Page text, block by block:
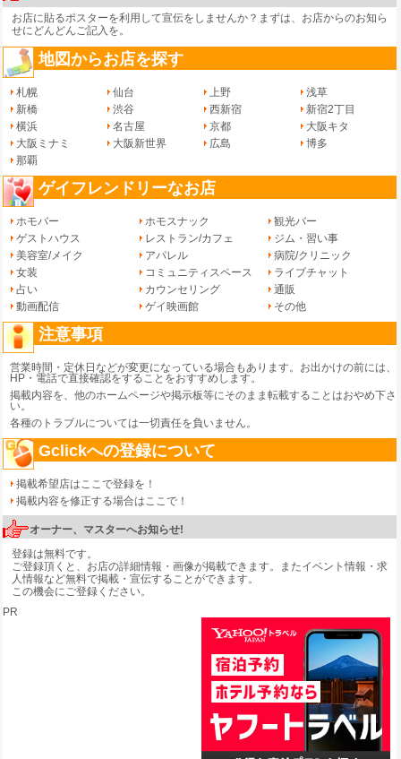
お店に貼るポスターを利用して宣伝をしませんか？まずは、 お店からのお知ら
せにどんどんご記入を。
地図からお店を探す
札幌 仙台 上野
浅草
新橋
渋谷 西新宿
新宿2丁目
横浜
名古屋 京都
大阪キタ
大阪ミナミ
大阪新世界 広島
博多
那覇
ゲイフレンドリーなお店
ホモバー ホモスナック
観光バー
ゲストハウス
レストラン/カフェ
ジム・習い事
美容室/メイク
アパレル
病院/クリニック
女装
コミュニティスペース
ライブチャット
占い
カウンセリング
通販
動画配信
ゲイ映画館 その他
注意事項
営業時間・定休日などが変更になっている場合もあります。お出かけの前には、
HP・電話で直接確認をすることをおすすめします。
掲載内容を、他のホームページや掲示板等にそのまま転載することはおやめ下さ
い。
各種のトラブルについては一切責任を負いません。
Gclickへの登録について
掲載希望店はここで登録を！
掲載内容を修正する場合はここで！
オーナー、マスターへお知らせ!
登録は無料です。
ご登録頂くと、お店の詳細情報・画像が掲載できます。またイベント情報・求
人情報など無料で掲載・宣伝することができます。
この機会にご登録ください。
PR